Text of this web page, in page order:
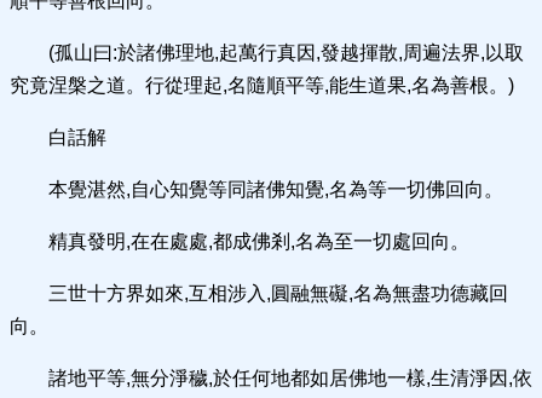
(孤山曰:於諸佛理地,起萬行真因,發越揮散,周遍法界,以取
究竟涅槃之道。行從理起,名隨順平等,能生道果,名為善根。)
白話解
本覺湛然,自心知覺等同諸佛知覺,名為等一切佛回向。
精真發明,在在處處,都成佛剎,名為至一切處回向。
三世十方界如來,互相涉入,圓融無礙,名為無盡功德藏回
向。
諸地平等,無分淨穢,於任何地都如居佛地一樣,生清淨因,依